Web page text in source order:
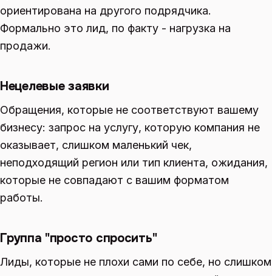
ориентирована на другого подрядчика.
Формально это лид, по факту - нагрузка на
продажи.
Нецелевые заявки
Обращения, которые не соответствуют вашему
бизнесу: запрос на услугу, которую компания не
оказывает, слишком маленький чек,
неподходящий регион или тип клиента, ожидания,
которые не совпадают с вашим форматом
работы.
Группа "просто спросить"
Лиды, которые не плохи сами по себе, но слишком